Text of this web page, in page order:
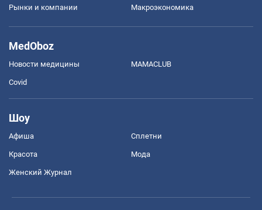
Рынки и компании Mакроэкономика
MedOboz
Новости медицины MAMACLUB
Covid
Шоу
Афиша Сплетни
Красота Мода
Женский Журнал